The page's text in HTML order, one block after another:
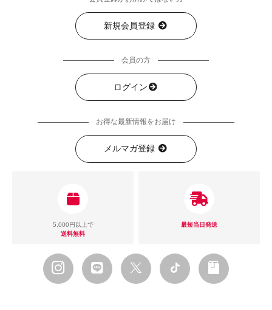
新規会員登録
会員の方
ログイン
お得な最新情報をお届け
メルマガ登録
5,000円以上で
送料無料
最短当日発送